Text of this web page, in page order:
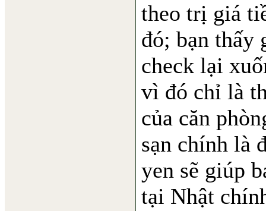
theo trị giá
đó; bạn thấy
check lại
vì đó chỉ là
của căn
sạn chính là
yen sẽ giúp
tại Nhật